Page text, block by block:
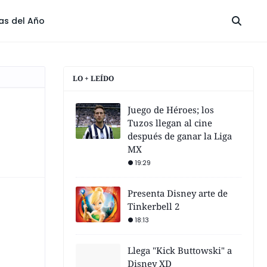
del Año
LO + LEÍDO
Juego de Héroes; los
Tuzos llegan al cine
después de ganar la Liga
MX
19:29
Presenta Disney arte de
Tinkerbell 2
18:13
Llega "Kick Buttowski" a
Disney XD